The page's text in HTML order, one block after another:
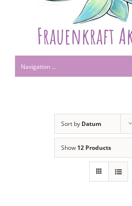
Navigation ...
Sort by Datum
Show 12 Products